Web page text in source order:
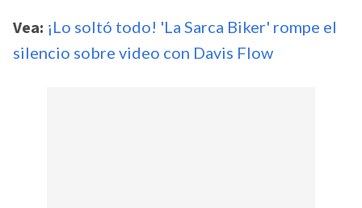
Vea: ¡Lo soltó todo! 'La Sarca Biker' rompe el
silencio sobre video con Davis Flow